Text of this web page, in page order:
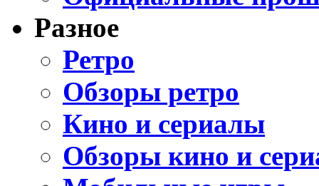
Разное
Ретро
Обзоры ретро
Кино и сериалы
Обзоры кино и